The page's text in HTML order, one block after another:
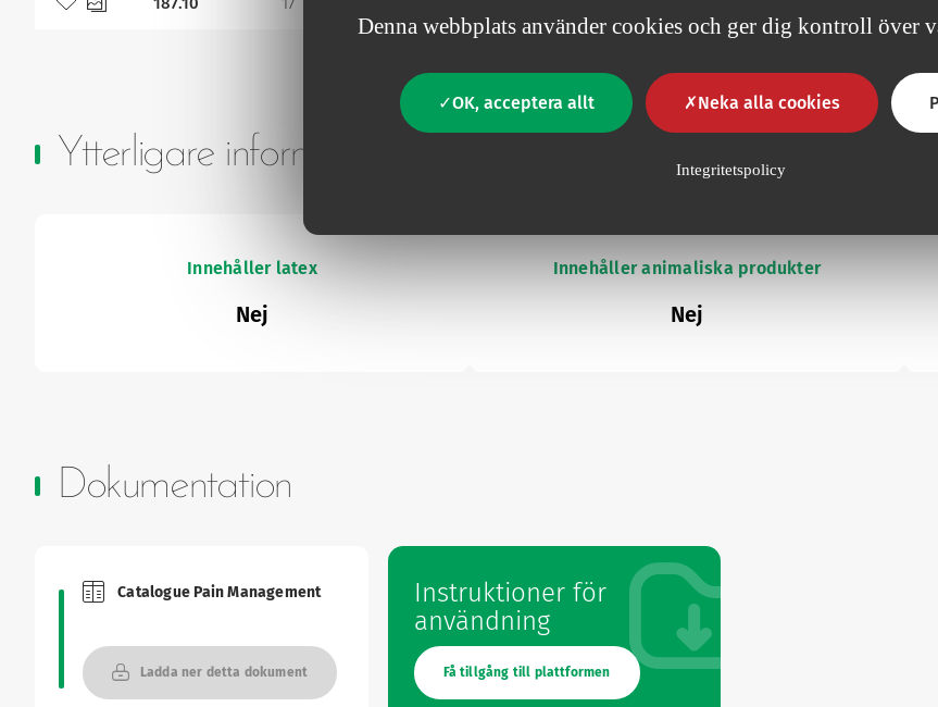
Denna webbplats använder cookies och ger dig kontroll över
OK, acceptera allt Neka alla cookies
Integritetspolicy
Ytterligare information
Innehåller latex
Nej
Innehåller animaliska produkter
Nej
Dokumentation
Brochures and Catalogues
Catalogue Pain Management
Ladda ner detta dokument
Instruktioner för
användning
Få tillgång till plattformen